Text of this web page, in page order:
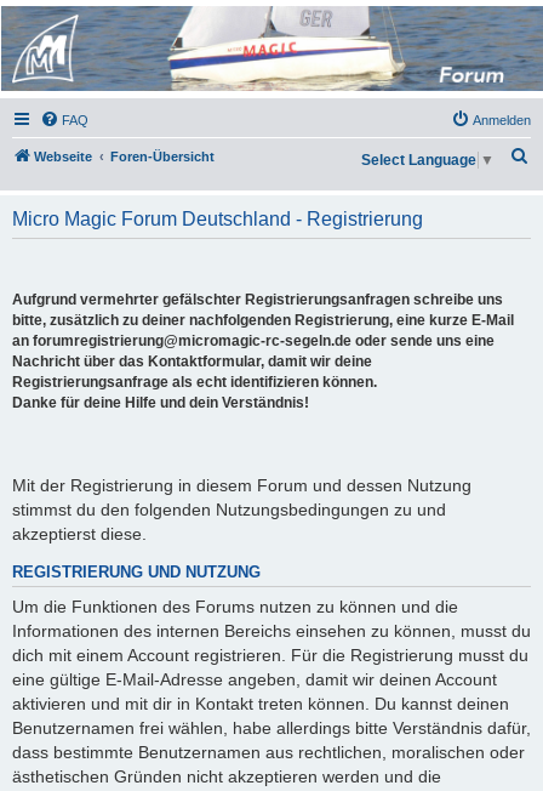
Micro Magic Forum
Deutschland
FAQ Anmelden
Webseite Foren-Übersicht
h
Select Language ▼
Micro Magic Forum Deutschland - Registrierung
Aufgrund vermehrter gefälschter Registrierungsanfragen schreibe uns
bitte, zusätzlich zu deiner nachfolgenden Registrierung, eine kurze E-Mail
an forumregistrierung@micromagic-rc-segeln.de oder sende uns eine
Nachricht über das Kontaktformular, damit wir deine
Registrierungsanfrage als echt identifizieren können.
Danke für deine Hilfe und dein Verständnis!
Mit der Registrierung in diesem Forum und dessen Nutzung
stimmst du den folgenden Nutzungsbedingungen zu und
akzeptierst diese.
REGISTRIERUNG UND NUTZUNG
Um die Funktionen des Forums nutzen zu können und die
Informationen des internen Bereichs einsehen zu können, musst du
dich mit einem Account registrieren. Für die Registrierung musst du
eine gültige E-Mail-Adresse angeben, damit wir deinen Account
aktivieren und mit dir in Kontakt treten können. Du kannst deinen
Benutzernamen frei wählen, habe allerdings bitte Verständnis dafür,
dass bestimmte Benutzernamen aus rechtlichen, moralischen oder
ästhetischen Gründen nicht akzeptieren werden und die